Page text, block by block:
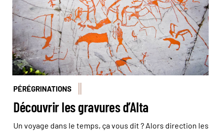
PÉRÉGRINATIONS
Découvrir les gravures d’Alta
Un voyage dans le temps, ça vous dit ? Alors direction les